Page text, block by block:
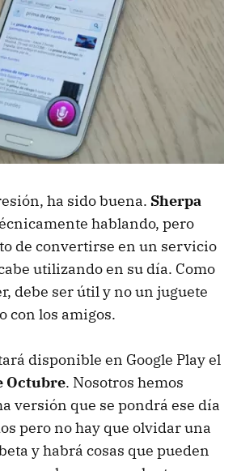
ha sido buena. Sherpa
hablando, pero
de convertirse en un servicio
utilizando en su día. Como
debe ser útil y no un juguete
con los amigos.
disponible en Google Play el
Octubre. Nosotros hemos
versión que se pondrá ese día
pero no hay que olvidar una
y habrá cosas que pueden